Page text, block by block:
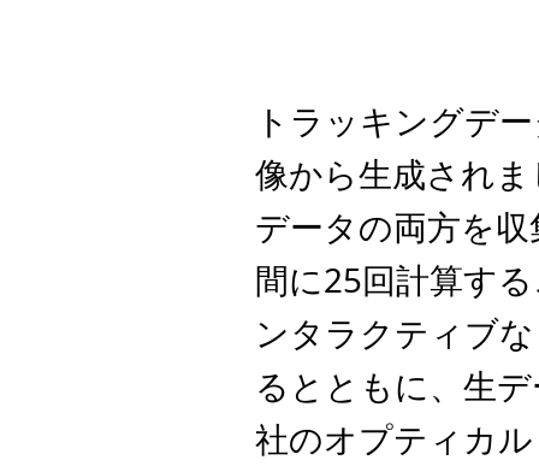
トラッキングデ
像から生成され
データの両方を
間に25回計算す
ンタラクティブ
るとともに、生
社のオプティカ